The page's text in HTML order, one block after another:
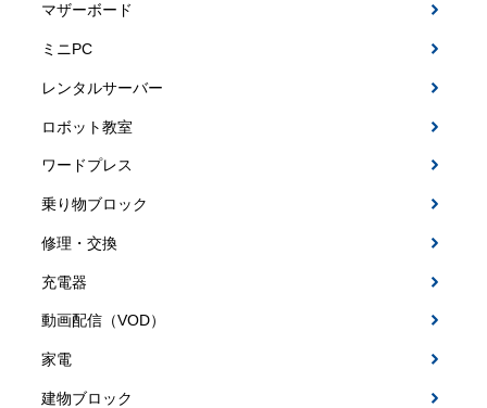
マザーボード
ミニPC
レンタルサーバー
ロボット教室
ワードプレス
乗り物ブロック
修理・交換
充電器
動画配信（VOD）
家電
建物ブロック